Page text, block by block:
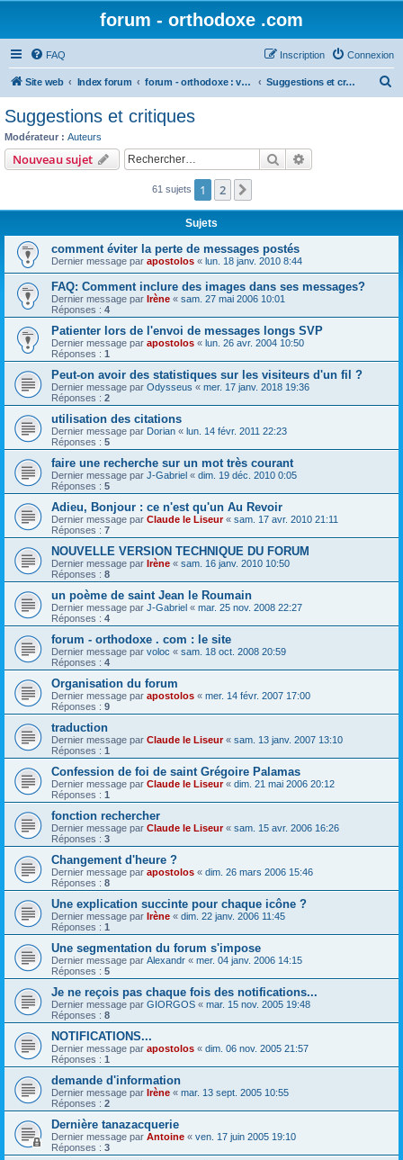
forum - orthodoxe .com
FAQ Connexion
Inscription
Site web Index forum forum - orthodoxe : vos remarques Suggestions et critiques
c
r
Suggestions et critiques
Modérateur : Auteurs
Nouveau sujet Rechercher
61 sujets 1 2
Sujets
comment éviter la perte de messages postés
Dernier message par apostolos « lun. 18 janv. 2010 8:44
FAQ: Comment inclure des images dans ses messages?
Dernier message par Irène « sam. 27 mai 2006 10:01
Réponses : 4
Patienter lors de l'envoi de messages longs SVP
Dernier message par apostolos « lun. 26 avr. 2004 10:50
Réponses : 1
Peut-on avoir des statistiques sur les visiteurs d'un fil ?
Dernier message par Odysseus « mer. 17 janv. 2018 19:36
Réponses : 2
utilisation des citations
Dernier message par Dorian « lun. 14 févr. 2011 22:23
Réponses : 5
faire une recherche sur un mot très courant
Dernier message par J-Gabriel « dim. 19 déc. 2010 0:05
Réponses : 5
Adieu, Bonjour : ce n'est qu'un Au Revoir
Dernier message par Claude le Liseur« sam. 17 avr. 2010 21:11
Réponses : 7
NOUVELLE VERSION TECHNIQUE DU FORUM
Dernier message par Irène « sam. 16 janv. 2010 10:50
Réponses : 8
un poème de saint Jean le Roumain
Dernier message par J-Gabriel « mar. 25 nov. 2008 22:27
Réponses : 4
forum - orthodoxe . com : le site
Dernier message par voloc « sam. 18 oct. 2008 20:59
Réponses : 4
Organisation du forum
Dernier message par apostolos « mer. 14 févr. 2007 17:00
Réponses : 9
traduction
Dernier message par Claude le Liseur« sam. 13 janv. 2007 13:10
Réponses : 1
Confession de foi de saint Grégoire Palamas
Dernier message par Claude le Liseur« dim. 21 mai 2006 20:12
Réponses : 1
fonction rechercher
Dernier message par Claude le Liseur« sam. 15 avr. 2006 16:26
Réponses : 3
Changement d'heure ?
Dernier message par apostolos « dim. 26 mars 2006 15:46
Réponses : 8
Une explication succinte pour chaque icône ?
Dernier message par Irène « dim. 22 janv. 2006 11:45
Réponses : 1
Une segmentation du forum s'impose
Dernier message par Alexandr « mer. 04 janv. 2006 14:15
Réponses : 5
Je ne reçois pas chaque fois des notifications...
Dernier message par GIORGOS « mar. 15 nov. 2005 19:48
Réponses : 8
NOTIFICATIONS...
Dernier message par apostolos « dim. 06 nov. 2005 21:57
Réponses : 1
demande d'information
Dernier message par Irène « mar. 13 sept. 2005 10:55
Réponses : 2
Dernière tanazacquerie
Dernier message par Antoine « ven. 17 juin 2005 19:10
Réponses : 3